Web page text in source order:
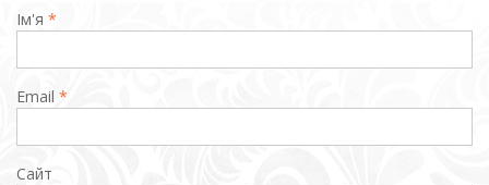
Ім'я *
Email *
Сайт